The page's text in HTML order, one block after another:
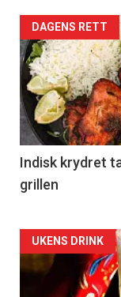
DAGENS RETT
Indisk krydret
grillen
Forsiden
akkurat
UKENS DRINK